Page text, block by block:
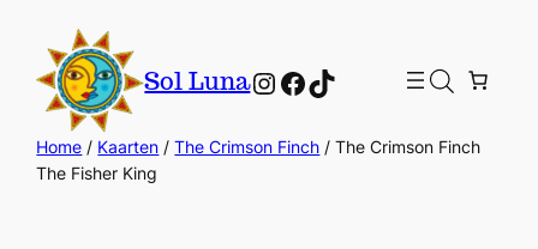
Sol LunaInstagram
Facebook
TikTok
Home / Kaarten /The Crimson Finch / The Crimson Finch
The Fisher King